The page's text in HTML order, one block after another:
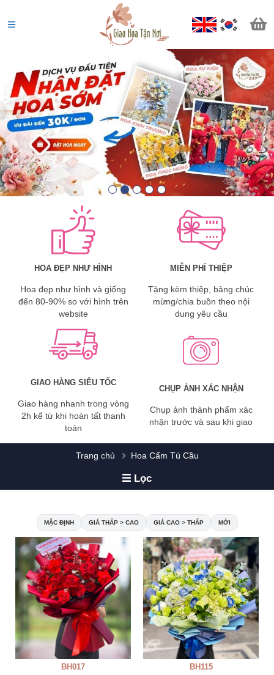
HOA ĐẸP NHƯ HÌNH
Hoa đẹp như hình và giống
đến 80-90% so với hình trên
website
MIỄN PHÍ THIỆP
Tặng kèm thiệp, bảng chúc
mừng/chia buồn theo nội
dung yêu cầu
GIAO HÀNG SIÊU TỐC
Giao hàng nhanh trong vòng
2h kể từ khi hoàn tất thanh
toán
CHỤP ẢNH XÁC NHẬN
Chụp ảnh thành phẩm xác
nhận trước và sau khi giao
Trang chủ Hoa Cẩm Tú Cầu
Lọc
MẶC ĐỊNH GIÁ THẤP > CAO GIÁ CAO > THẤP MỚI
BH017
BH115
Phan Quốc Cường
0908*******Đặt hàng thành công
5phút trước